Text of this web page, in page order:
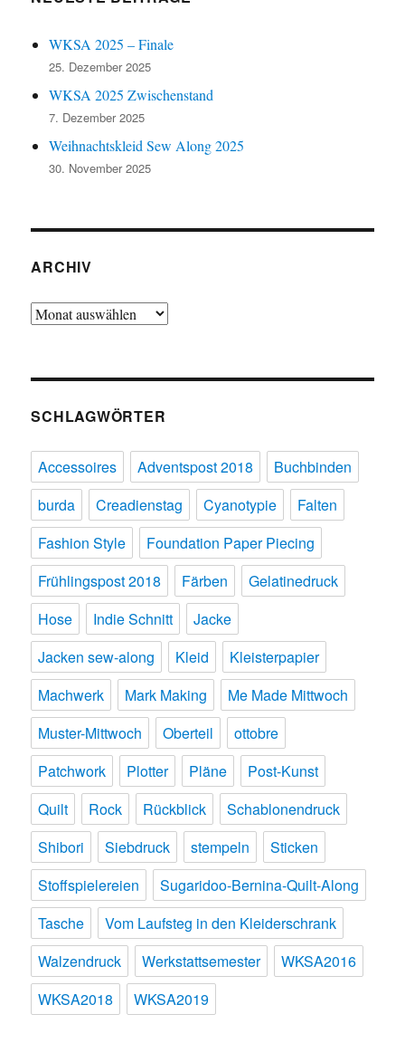
WKSA 2025 – Finale
25. Dezember 2025
WKSA 2025 Zwischenstand
7. Dezember 2025
Weihnachtskleid Sew Along 2025
30. November 2025
ARCHIV
Archiv
SCHLAGWÖRTER
Accessoires Adventspost 2018
Buchbinden
burda
Creadienstag Cyanotypie
Falten
Fashion Style
Foundation Paper Piecing
Frühlingspost 2018
Färben
Gelatinedruck
Hose
Indie Schnitt
Jacke
Jacken sew-along
Kleid
Kleisterpapier
Machwerk
Mark Making
Me Made Mittwoch
Muster-Mittwoch
Oberteil
ottobre
Patchwork
Plotter Pläne
Post-Kunst
Quilt
Rock Rückblick
Schablonendruck
Shibori
Siebdruck stempeln
Sticken
Stoffspielereien
Sugaridoo-Bernina-Quilt-Along
Tasche
Vom Laufsteg in den Kleiderschrank
Walzendruck
Werkstattsemester
WKSA2016
WKSA2018
WKSA2019